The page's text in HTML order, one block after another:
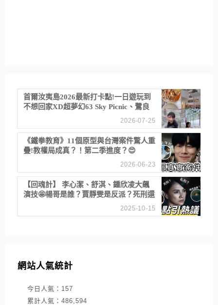
首爾汝夷島2026最新打卡點!一日遊玩到
不想回家XD超夢幻63 Sky Picnic、鷺良
津帝王蟹大餐、《淚之女王》拍攝地、漢
2026-07-25
《鐵拳教育》11個原型與台灣案件驚人重
疊!教權局成真？！第二季進度？😍
2026-06-23
【回魂計】 李心潔、舒淇、鍾欣凌大飆
演技🤩楊哥是誰？賈靜雯是反派？死刑還
2025-10-15
網站人氣統計
今日人氣： 157
累計人氣： 486,594